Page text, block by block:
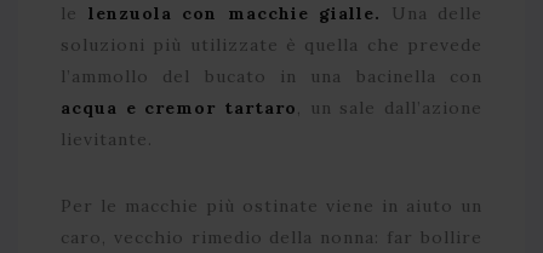
le lenzuola con macchie gialle.
Una delle
soluzioni più utilizzate è quella che prevede
l’ammollo del bucato in una bacinella con
acqua e cremor tartaro, un sale dall’azione
lievitante.
Per le macchie più ostinate viene in aiuto un
caro, vecchio rimedio della nonna: far bollire